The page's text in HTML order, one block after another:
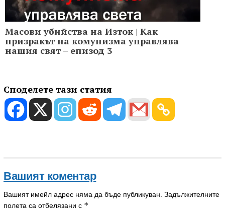
Масови убийства на Изток | Как
призракът на комунизма управлява
нашия свят – епизод 3
Споделете тази статия
Вашият коментар
Вашият имейл адрес няма да бъде публикуван. Задължителните
полета са отбелязани с *